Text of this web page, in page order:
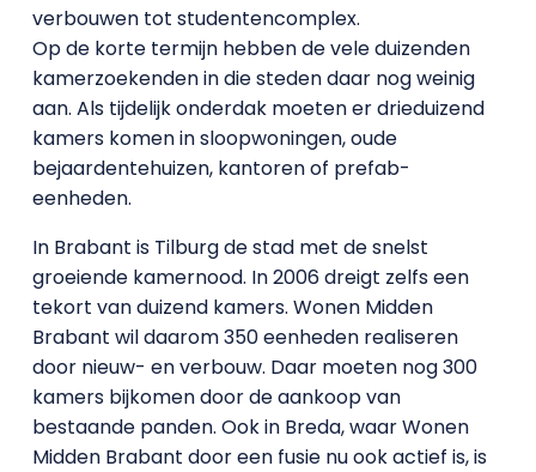
verbouwen tot studentencomplex.
Op de korte termijn hebben de vele duizenden
kamerzoekenden in die steden daar nog weinig
aan. Als tijdelijk onderdak moeten er drieduizend
kamers komen in sloopwoningen, oude
bejaardentehuizen, kantoren of prefab-
eenheden.
In Brabant is Tilburg de stad met de snelst
groeiende kamernood. In 2006 dreigt zelfs een
tekort van duizend kamers. Wonen Midden
Brabant wil daarom 350 eenheden realiseren
door nieuw- en verbouw. Daar moeten nog 300
kamers bijkomen door de aankoop van
bestaande panden. Ook in Breda, waar Wonen
Midden Brabant door een fusie nu ook actief is, is